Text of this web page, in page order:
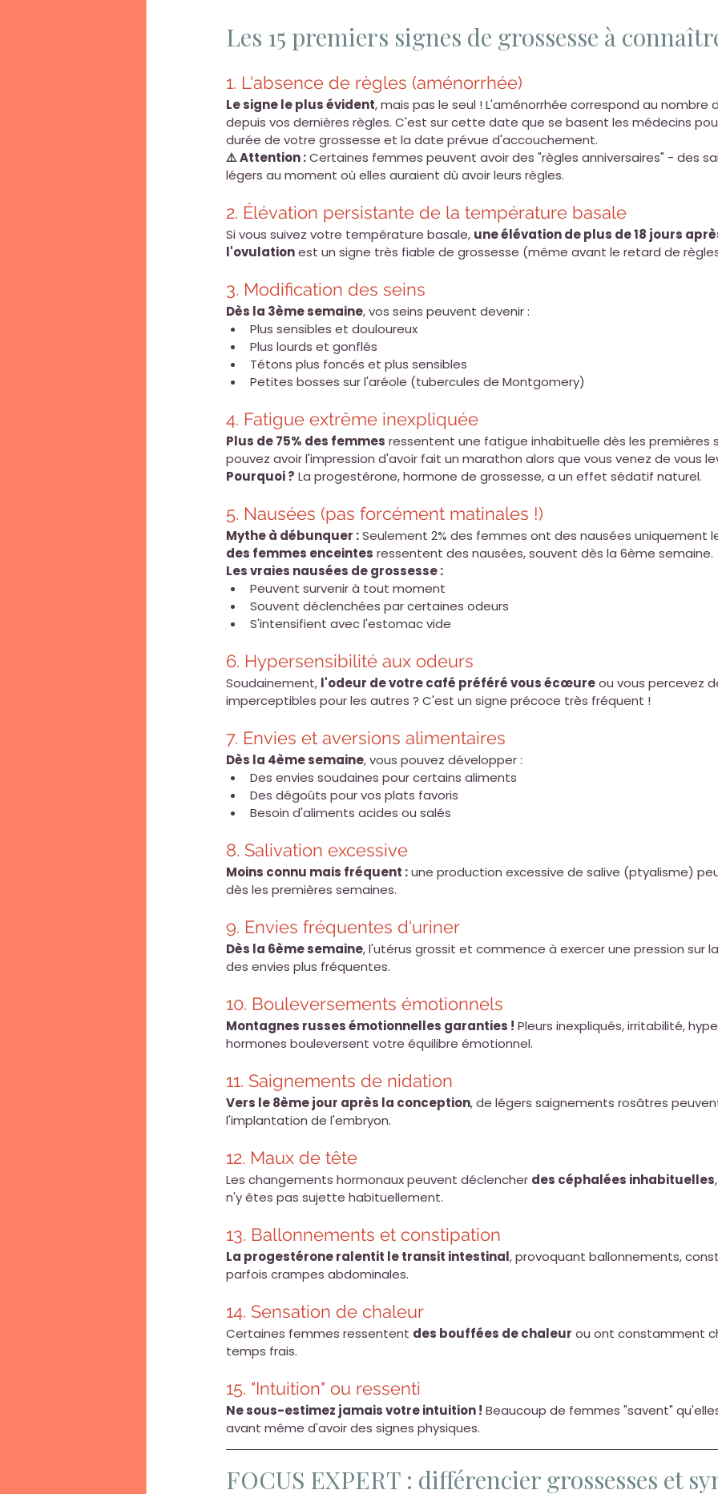
Les 15 premiers signes de grossesse à
1. L'absence de règles (aménorrhée)
Le signe le plus évident, mais pas le seul ! L'aménorrhée correspond au nombre
depuis vos dernières règles. C'est sur cette date que se basent les médecins
durée de votre grossesse et la date prévue d'accouchement.
⚠️ Attention : Certaines femmes peuvent avoir des "règles anniversaires" - des
légers au moment où elles auraient dû avoir leurs règles.
2. Élévation persistante de la température basale
Si vous suivez votre température basale, une élévation de plus de 18 jours
l'ovulation est un signe très fiable de grossesse (même avant le retard de
3. Modification des seins
Dès la 3ème semaine, vos seins peuvent devenir :
Plus sensibles et douloureux
Plus lourds et gonflés
Tétons plus foncés et plus sensibles
Petites bosses sur l'aréole (tubercules de Montgomery)
4. Fatigue extrême inexpliquée
Plus de 75% des femmes ressentent une fatigue inhabituelle dès les premières
pouvez avoir l'impression d'avoir fait un marathon alors que vous venez de vous
Pourquoi ? La progestérone, hormone de grossesse, a un effet sédatif naturel.
5. Nausées (pas forcément matinales !)
Mythe à débunquer : Seulement 2% des femmes ont des nausées uniquement
des femmes enceintes ressentent des nausées, souvent dès la 6ème semaine.
Les vraies nausées de grossesse :
Peuvent survenir à tout moment
Souvent déclenchées par certaines odeurs
S'intensifient avec l'estomac vide
6. Hypersensibilité aux odeurs
Soudainement, l'odeur de votre café préféré vous écœure ou vous percevez
imperceptibles pour les autres ? C'est un signe précoce très fréquent !
7. Envies et aversions alimentaires
Dès la 4ème semaine, vous pouvez développer :
Des envies soudaines pour certains aliments
Des dégoûts pour vos plats favoris
Besoin d'aliments acides ou salés
8. Salivation excessive
Moins connu mais fréquent : une production excessive de salive (ptyalisme)
dès les premières semaines.
9. Envies fréquentes d'uriner
Dès la 6ème semaine, l'utérus grossit et commence à exercer une pression sur
des envies plus fréquentes.
10. Bouleversements émotionnels
Montagnes russes émotionnelles garanties ! Pleurs inexpliqués, irritabilité,
hormones bouleversent votre équilibre émotionnel.
11. Saignements de nidation
Vers le 8ème jour après la conception, de légers saignements rosâtres
l'implantation de l'embryon.
12. Maux de tête
Les changements hormonaux peuvent déclencher des céphalées inhabituelles
n'y êtes pas sujette habituellement.
13. Ballonnements et constipation
La progestérone ralentit le transit intestinal, provoquant ballonnements,
parfois crampes abdominales.
14. Sensation de chaleur
Certaines femmes ressentent des bouffées de chaleur ou ont constamment
temps frais.
15. "Intuition" ou ressenti
Ne sous-estimez jamais votre intuition ! Beaucoup de femmes "savent"
avant même d'avoir des signes physiques.
FOCUS EXPERT : différencier grossesses et